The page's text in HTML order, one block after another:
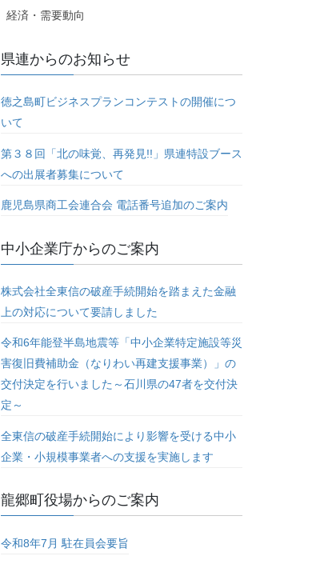
経済・需要動向
県連からのお知らせ
徳之島町ビジネスプランコンテストの開催につ
いて
第３８回「北の味覚、再発見!!」県連特設ブース
への出展者募集について
鹿児島県商工会連合会 電話番号追加のご案内
中小企業庁からのご案内
株式会社全東信の破産手続開始を踏まえた金融
上の対応について要請しました
令和6年能登半島地震等「中小企業特定施設等災
害復旧費補助金（なりわい再建支援事業）」の
交付決定を行いました～石川県の47者を交付決
定～
全東信の破産手続開始により影響を受ける中小
企業・小規模事業者への支援を実施します
龍郷町役場からのご案内
令和8年7月 駐在員会要旨